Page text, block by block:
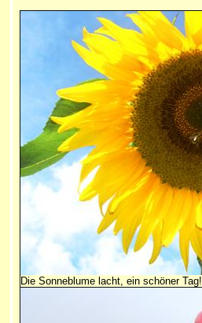
Die Sonneblume lacht, ein schöner Tag!